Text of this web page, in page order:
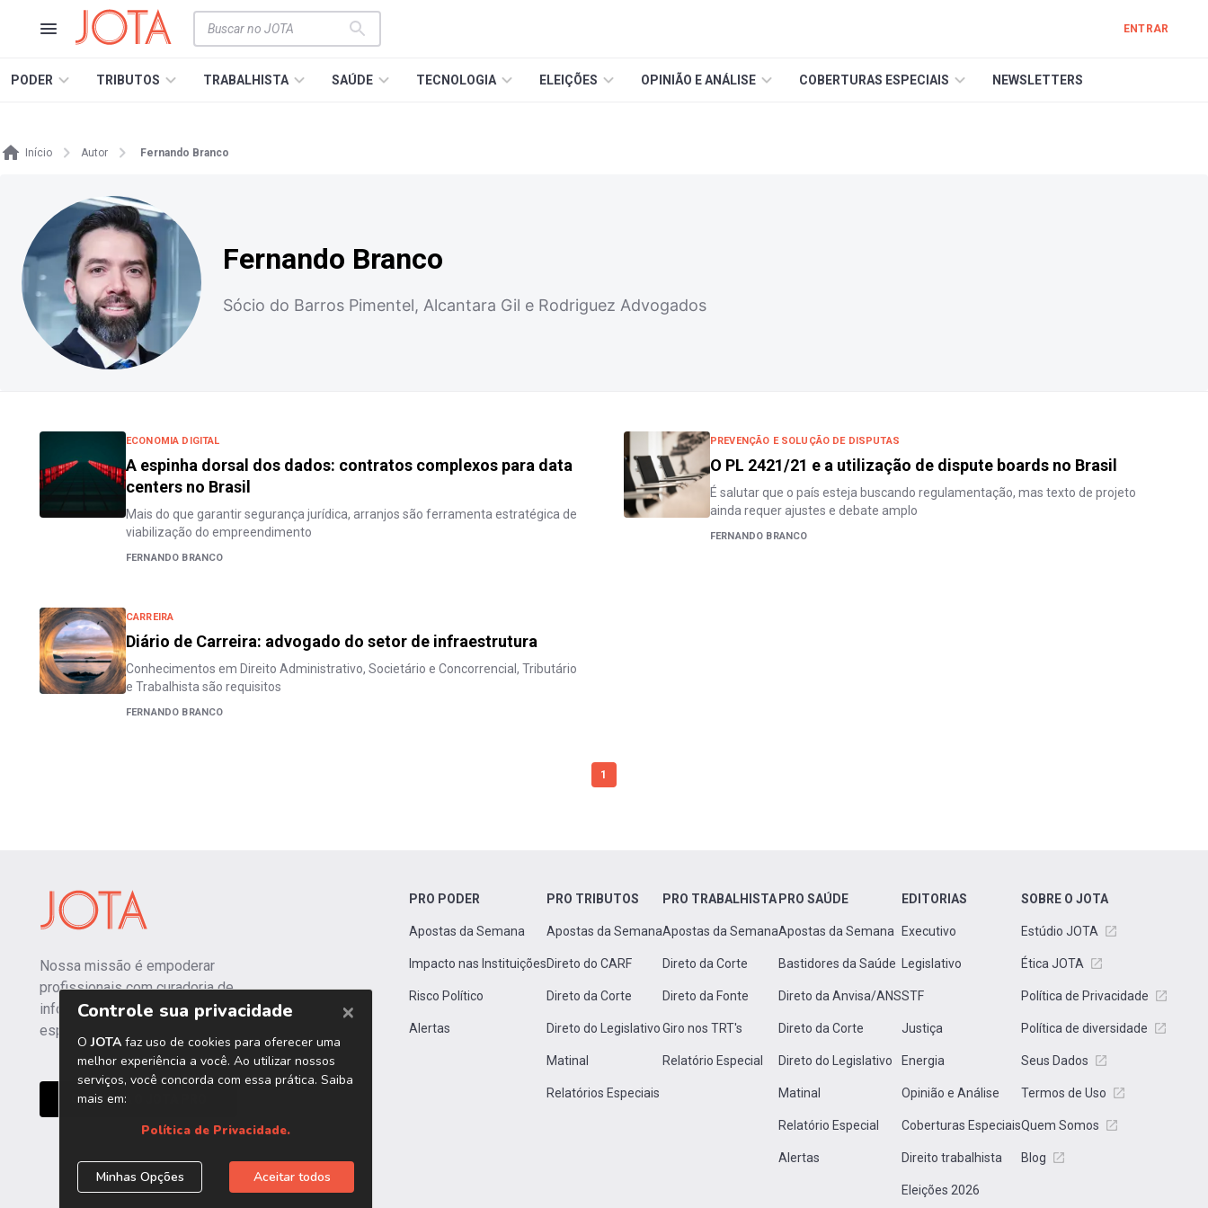
ENTRAR
PODER TRIBUTOS TRABALHISTA SAÚDE TECNOLOGIA ELEIÇÕES OPINIÃO E ANÁLISE COBERTURAS ESPECIAIS NEWSLETTERS
Início Autor Fernando Branco
Fernando Branco
Sócio do Barros Pimentel, Alcantara Gil e Rodriguez Advogados
ECONOMIA DIGITAL
A espinha dorsal dos dados: contratos complexos para data
centers no Brasil
Mais do que garantir segurança jurídica, arranjos são ferramenta estratégica de
viabilização do empreendimento
FERNANDO BRANCO
PREVENÇÃO E SOLUÇÃO DE DISPUTAS
O PL 2421/21 e a utilização de dispute boards no Brasil
É salutar que o país esteja buscando regulamentação, mas texto de projeto
ainda requer ajustes e debate amplo
FERNANDO BRANCO
CARREIRA
Diário de Carreira: advogado do setor de infraestrutura
Conhecimentos em Direito Administrativo, Societário e Concorrencial, Tributário
e Trabalhista são requisitos
FERNANDO BRANCO
1
Nossa missão é empoderar
profissionais com curadoria de
informações independentes e
especializadas.
CONHEÇA O JOTA PRO
PRO PODER
Apostas da Semana
Impacto nas Instituições
Risco Político
Alertas
PRO TRIBUTOS
Apostas da Semana
Direto do CARF
Direto da Corte
Direto do Legislativo
Matinal
Relatórios Especiais
PRO TRABALHISTA
Apostas da Semana
Direto da Corte
Direto da Fonte
Giro nos TRT's
Relatório Especial
PRO SAÚDE
Apostas da Semana
Bastidores da Saúde
Direto da Anvisa/ANS
Direto da Corte
Direto do Legislativo
Matinal
Relatório Especial
Alertas
EDITORIAS
Executivo
Legislativo
STF
Justiça
Energia
Opinião e Análise
Coberturas Especiais
Direito trabalhista
Eleições 2026
SOBRE O JOTA
Estúdio JOTA
Ética JOTA
Política de Privacidade
Política de diversidade
Seus Dados
Termos de Uso
Quem Somos
Blog